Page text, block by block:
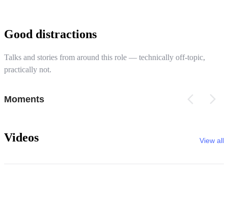
Good distractions
Talks and stories from around this role — technically off-topic,
practically not.
Moments
Videos View all